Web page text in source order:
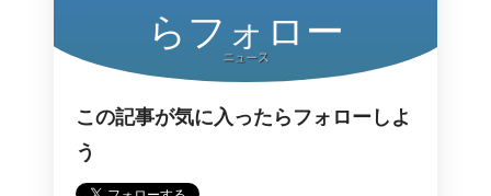
らフォロー
この記事が気に入ったらフォローしよ
う